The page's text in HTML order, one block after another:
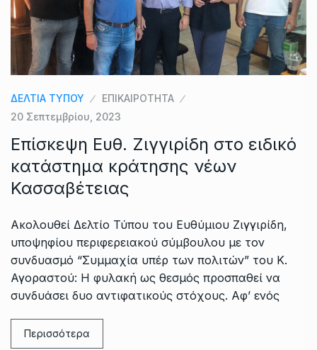
ΔΕΛΤΙΑ ΤΥΠΟΥ
ΕΠΙΚΑΙΡΟΤΗΤΑ
20 Σεπτεμβρίου, 2023
Επίσκεψη Ευθ. Ζιγγιρίδη στο ειδικό
κατάστημα κράτησης νέων
Κασσαβέτειας
Ακολουθεί Δελτίο Τύπου του Ευθύμιου Ζιγγιρίδη,
υποψηφίου περιφερειακού σύμβουλου με τον
συνδυασμό “Συμμαχία υπέρ των πολιτών” του Κ.
Αγοραστού: Η φυλακή ως θεσμός προσπαθεί να
συνδυάσει δυο αντιφατικούς στόχους. Αφ’ ενός
Περισσότερα